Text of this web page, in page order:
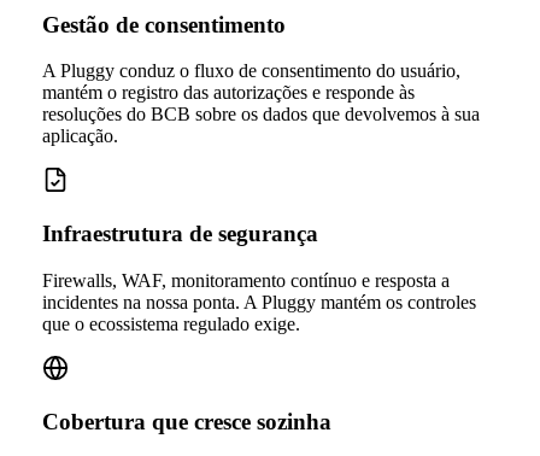
Gestão de consentimento
A Pluggy conduz o fluxo de consentimento do usuário,
mantém o registro das autorizações e responde às
resoluções do BCB sobre os dados que devolvemos à sua
aplicação.
Infraestrutura de segurança
Firewalls, WAF, monitoramento contínuo e resposta a
incidentes na nossa ponta. A Pluggy mantém os controles
que o ecossistema regulado exige.
Cobertura que cresce sozinha